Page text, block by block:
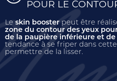
POUR LE
Le skin boosterpeut être
zone du contour des yeux
de la paupière inférieure et de
tendance à se friper dans
permettre de la lisser.